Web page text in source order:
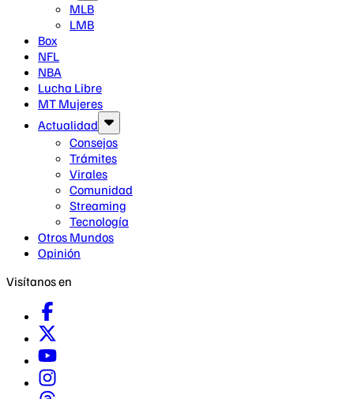
MLB
LMB
Box
NFL
NBA
Lucha Libre
MT Mujeres
Actualidad
Consejos
Trámites
Virales
Comunidad
Streaming
Tecnología
Otros Mundos
Opinión
Visítanos en